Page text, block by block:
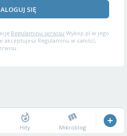
SIĘ
Regulaminu serwisu Wykop.pl w jego
Regulaminu w całości,
Hity Mikroblog